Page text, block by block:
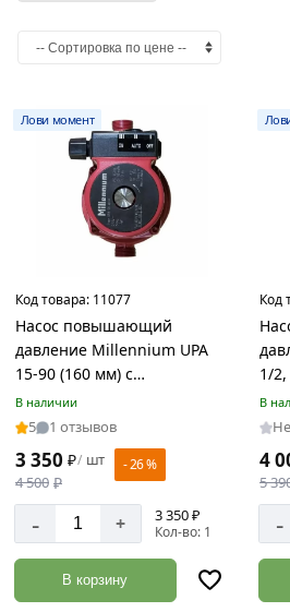
Цвет
Черный
производства
Китай
Россия
Материал
Латунь
Чугун
Мощность
Лови момент
Код товара: 11077
Насос повышающий
давление Millennium UPA
15-90 (160 мм) с
соединительными гайками
В наличии
5 1 отзывов
3 350 ₽/ шт
4 500 ₽
- 26 %
- + 3 350 ₽
Кол-во: 1
В корзину
Код
1/
В
4
5
-